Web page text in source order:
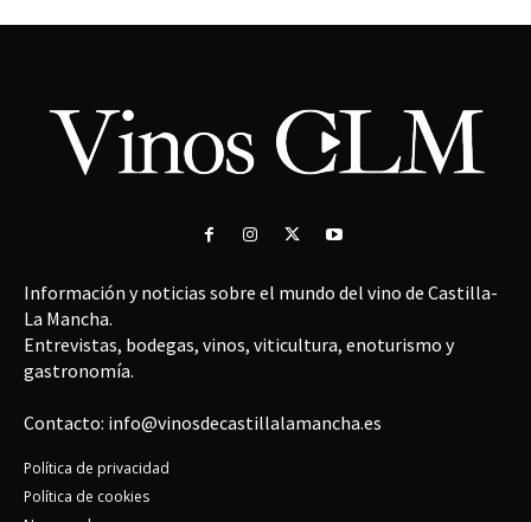
Información y noticias sobre el mundo del vino de Castilla-
La Mancha.
Entrevistas, bodegas, vinos, viticultura, enoturismo y
gastronomía.
Contacto: info@vinosdecastillalamancha.es
Política de privacidad
Política de cookies